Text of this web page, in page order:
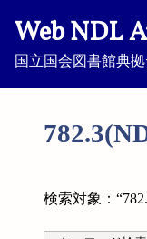
Web NDL
国立国会図書館典
検索対象：